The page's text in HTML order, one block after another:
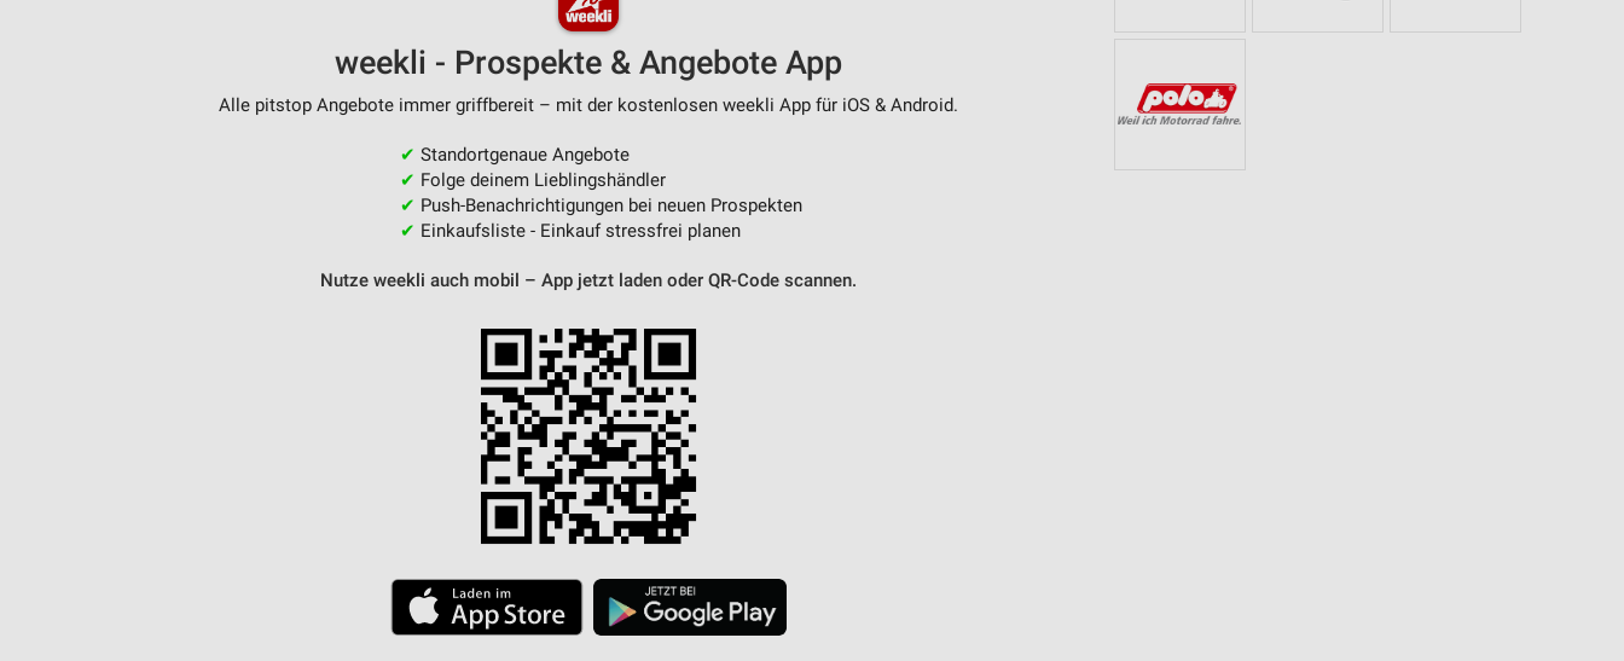
weekli - Prospekte & Angebote App
Alle pitstop Angebote immer griffbereit – mit der kostenlosen weekli App für iOS & Android.
✔ Standortgenaue Angebote
✔ Folge deinem Lieblingshändler
✔ Push-Benachrichtigungen bei neuen Prospekten
✔ Einkaufsliste - Einkauf stressfrei planen
Nutze weekli auch mobil – App jetzt laden oder QR-Code scannen.